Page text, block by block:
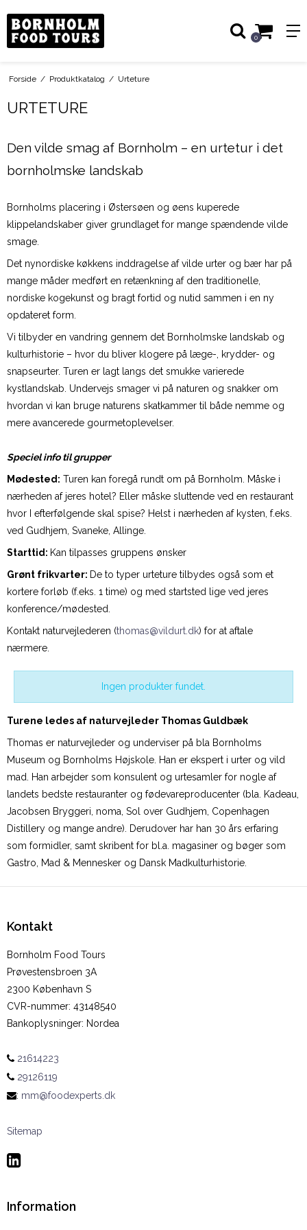
0
Forside / Produktkatalog / Urteture
URTETURE
Den vilde smag af Bornholm – en urtetur i det
bornholmske landskab
Bornholms placering i Østersøen og øens kuperede
klippelandskaber giver grundlaget for mange spændende vilde
smage.
Det nynordiske køkkens inddragelse af vilde urter og bær har på
mange måder medført en retænkning af den traditionelle,
nordiske kogekunst og bragt fortid og nutid sammen i en ny
opdateret form.
Vi tilbyder en vandring gennem det Bornholmske landskab og
kulturhistorie – hvor du bliver klogere på læge-, krydder- og
snapseurter. Turen er lagt langs det smukke varierede
kystlandskab. Undervejs smager vi på naturen og snakker om
hvordan vi kan bruge naturens skatkammer til både nemme og
mere avancerede gourmetoplevelser.
Speciel info til grupper
Mødested: Turen kan foregå rundt om på Bornholm. Måske i
nærheden af jeres hotel? Eller måske sluttende ved en restaurant
hvor I efterfølgende skal spise? Helst i nærheden af kysten, f.eks.
ved Gudhjem, Svaneke, Allinge.
Starttid: Kan tilpasses gruppens ønsker
Grønt frikvarter: De to typer urteture tilbydes også som et
kortere forløb (f.eks. 1 time) og med startsted lige ved jeres
konference/mødested.
Kontakt naturvejlederen (thomas@vildurt.dk) for at aftale
nærmere.
Ingen produkter fundet.
Turene ledes af naturvejleder Thomas Guldbæk
Thomas er naturvejleder og underviser på bla Bornholms
Museum og Bornholms Højskole. Han er ekspert i urter og vild
mad. Han arbejder som konsulent og urtesamler for nogle af
landets bedste restauranter og fødevareproducenter (bla. Kadeau,
Jacobsen Bryggeri, noma, Sol over Gudhjem, Copenhagen
Distillery og mange andre). Derudover har han 30 års erfaring
som formidler, samt skribent for bl.a. magasiner og bøger som
Gastro, Mad & Mennesker og Dansk Madkulturhistorie.
Kontakt
Bornholm Food Tours
Prøvestensbroen 3A
2300 København S
CVR-nummer: 43148540
Bankoplysninger: Nordea
21614223
29126119
: mm@foodexperts.dk
Sitemap
Information